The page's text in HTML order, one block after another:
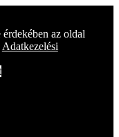
érdekében az oldal
Adatkezelési